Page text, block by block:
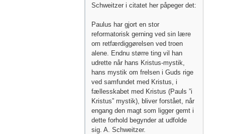
Schweitzer i citatet her påpeger det:
Paulus har gjort en stor
reformatorisk gerning ved sin lære
om retfærdiggørelsen ved troen
alene. Endnu større ting vil han
udrette når hans Kristus-mystik,
hans mystik om frelsen i Guds rige
ved samfundet med Kristus, i
fællesskabet med Kristus (Pauls ”i
Kristus” mystik), bliver forstået, når
engang den magt som ligger gemt i
dette forhold begynder at udfolde
sig. A. Schweitzer.